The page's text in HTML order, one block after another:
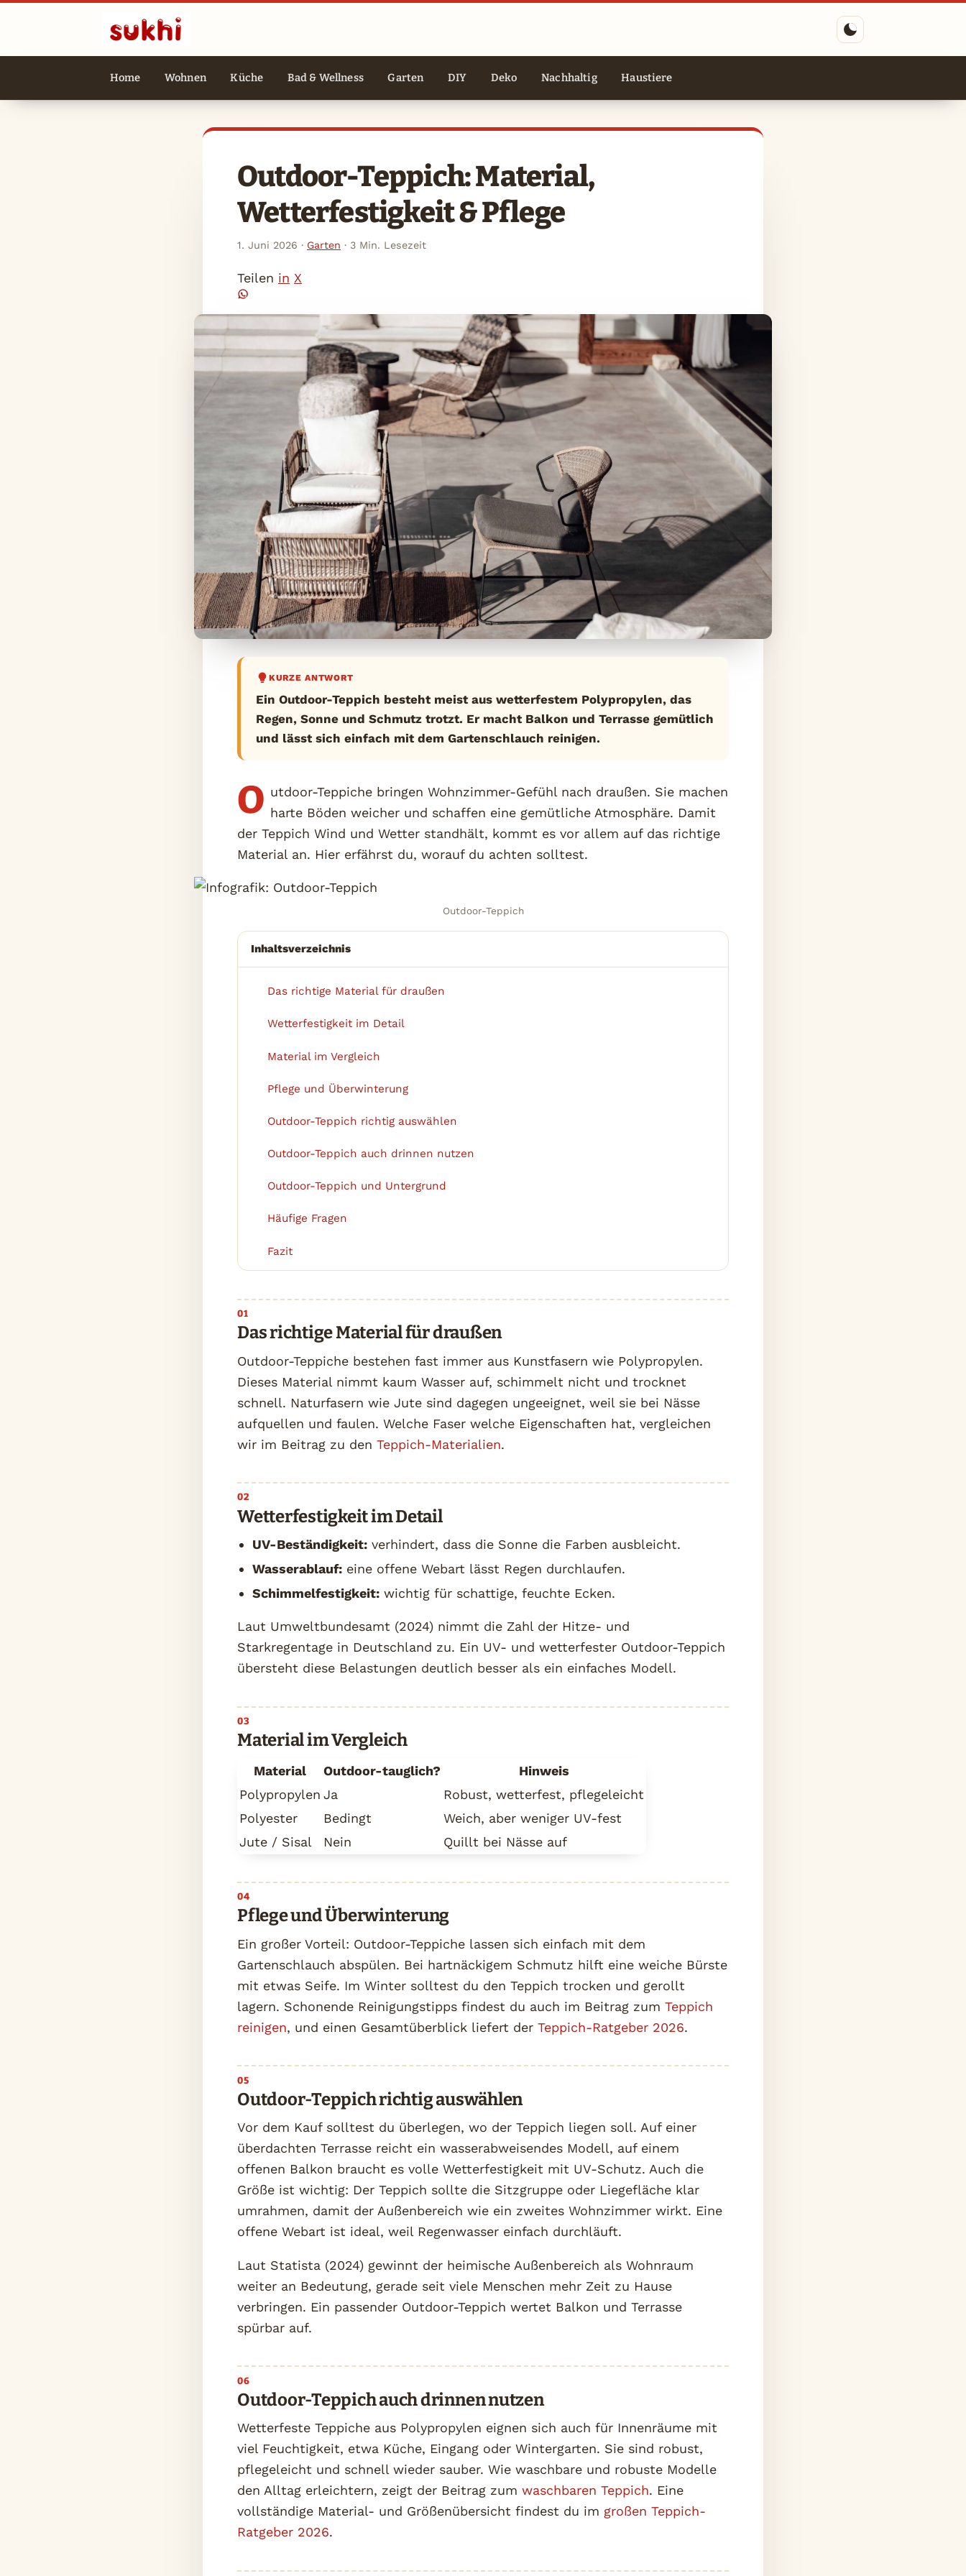
Home Wohnen Küche Bad & Wellness Garten DIY Deko Nachhaltig Haustiere
Outdoor-Teppich: Material,
Wetterfestigkeit & Pflege
1. Juni 2026 · Garten · 3 Min. Lesezeit
Teilen in X
KURZE ANTWORT
Ein Outdoor-Teppich besteht meist aus wetterfestem Polypropylen, das
Regen, Sonne und Schmutz trotzt. Er macht Balkon und Terrasse gemütlich
und lässt sich einfach mit dem Gartenschlauch reinigen.
O utdoor-Teppiche bringen Wohnzimmer-Gefühl nach draußen. Sie machen
harte Böden weicher und schaffen eine gemütliche Atmosphäre. Damit
der Teppich Wind und Wetter standhält, kommt es vor allem auf das richtige
Material an. Hier erfährst du, worauf du achten solltest.
Outdoor-Teppich
Inhaltsverzeichnis
Das richtige Material für draußen
Wetterfestigkeit im Detail
Material im Vergleich
Pflege und Überwinterung
Outdoor-Teppich richtig auswählen
Outdoor-Teppich auch drinnen nutzen
Outdoor-Teppich und Untergrund
Häufige Fragen
Fazit
Das richtige Material für draußen
Outdoor-Teppiche bestehen fast immer aus Kunstfasern wie Polypropylen.
Dieses Material nimmt kaum Wasser auf, schimmelt nicht und trocknet
schnell. Naturfasern wie Jute sind dagegen ungeeignet, weil sie bei Nässe
aufquellen und faulen. Welche Faser welche Eigenschaften hat, vergleichen
wir im Beitrag zu den Teppich-Materialien.
Wetterfestigkeit im Detail
UV-Beständigkeit:verhindert, dass die Sonne die Farben ausbleicht.
Wasserablauf:eine offene Webart lässt Regen durchlaufen.
Schimmelfestigkeit:wichtig für schattige, feuchte Ecken.
Laut Umweltbundesamt (2024) nimmt die Zahl der Hitze- und
Starkregentage in Deutschland zu. Ein UV- und wetterfester Outdoor-Teppich
übersteht diese Belastungen deutlich besser als ein einfaches Modell.
Material im Vergleich
Material Outdoor-tauglich?
Hinweis
Polypropylen Ja
Robust, wetterfest, pflegeleicht
Polyester
Bedingt
Weich, aber weniger UV-fest
Jute / Sisal
Nein Quillt bei Nässe auf
Pflege und Überwinterung
Ein großer Vorteil: Outdoor-Teppiche lassen sich einfach mit dem
Gartenschlauch abspülen. Bei hartnäckigem Schmutz hilft eine weiche Bürste
mit etwas Seife. Im Winter solltest du den Teppich trocken und gerollt
lagern. Schonende Reinigungstipps findest du auch im Beitrag zum Teppich
reinigen, und einen Gesamtüberblick liefert der Teppich-Ratgeber 2026.
Outdoor-Teppich richtig auswählen
Vor dem Kauf solltest du überlegen, wo der Teppich liegen soll. Auf einer
überdachten Terrasse reicht ein wasserabweisendes Modell, auf einem
offenen Balkon braucht es volle Wetterfestigkeit mit UV-Schutz. Auch die
Größe ist wichtig: Der Teppich sollte die Sitzgruppe oder Liegefläche klar
umrahmen, damit der Außenbereich wie ein zweites Wohnzimmer wirkt. Eine
offene Webart ist ideal, weil Regenwasser einfach durchläuft.
Laut Statista (2024) gewinnt der heimische Außenbereich als Wohnraum
weiter an Bedeutung, gerade seit viele Menschen mehr Zeit zu Hause
verbringen. Ein passender Outdoor-Teppich wertet Balkon und Terrasse
spürbar auf.
Outdoor-Teppich auch drinnen nutzen
Wetterfeste Teppiche aus Polypropylen eignen sich auch für Innenräume mit
viel Feuchtigkeit, etwa Küche, Eingang oder Wintergarten. Sie sind robust,
pflegeleicht und schnell wieder sauber. Wie waschbare und robuste Modelle
den Alltag erleichtern, zeigt der Beitrag zum waschbaren Teppich. Eine
vollständige Material- und Größenübersicht findest du im großen Teppich-
Ratgeber 2026.